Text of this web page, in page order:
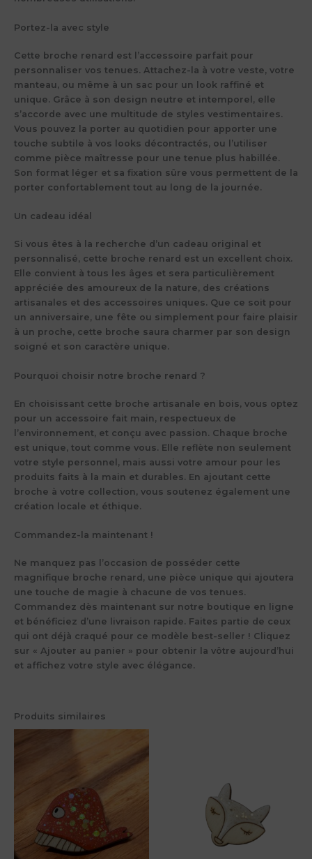
Portez-la avec style
Cette broche renard est l’accessoire parfait pour
personnaliser vos tenues. Attachez-la à votre veste, votre
manteau, ou même à un sac pour un look raffiné et
unique. Grâce à son design neutre et intemporel, elle
s’accorde avec une multitude de styles vestimentaires.
Vous pouvez la porter au quotidien pour apporter une
touche subtile à vos looks décontractés, ou l’utiliser
comme pièce maîtresse pour une tenue plus habillée.
Son format léger et sa fixation sûre vous permettent de la
porter confortablement tout au long de la journée.
Un cadeau idéal
Si vous êtes à la recherche d’un cadeau original
et
personnalisé, cette broche renard est un excellent choix.
Elle convient à tous les âges et sera particulièrement
appréciée des amoureux de la nature, des créations
artisanales et des accessoires uniques. Que ce soit pour
un anniversaire, une fête ou simplement pour faire plaisir
à un proche, cette broche saura charmer par son design
soigné et son caractère unique.
Pourquoi choisir notre broche renard ?
En choisissant cette broche artisanale en bois, vous optez
pour un accessoire fait main, respectueux de
l’environnement, et conçu avec passion. Chaque broche
est unique, tout comme vous. Elle reflète non seulement
votre style personnel, mais aussi votre amour pour les
produits faits à la main et durables. En ajoutant cette
broche à votre collection, vous soutenez également une
création locale et éthique.
Commandez-la maintenant !
Ne manquez pas l’occasion de posséder cette
magnifique broche renard, une pièce unique qui ajoutera
une touche de magie à chacune de vos tenues.
Commandez dès maintenant sur notre boutique en ligne
et bénéficiez d’une
livraison rapide. Faites partie de ceux
qui ont déjà craqué pour ce modèle best-seller ! Cliquez
sur « Ajouter au panier » pour obtenir la vôtre aujourd’hui
et affichez votre style avec élégance.
Produits similaires